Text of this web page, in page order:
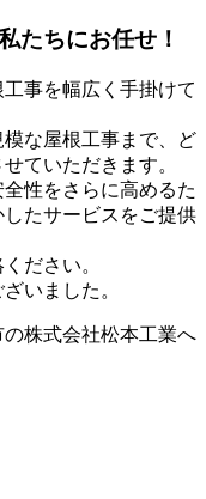
たちにお任せ！
事を幅広く手掛けて
な屋根工事まで、ど
ていただきます。
性をさらに高めるた
たサービスをご提供
ださい。
いました。
株式会社松本工業へ